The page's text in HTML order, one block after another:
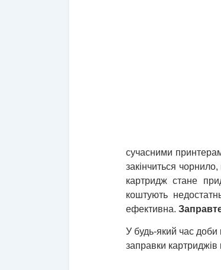
сучасними
закінчиться
картридж стане
коштують
ефективна.
У будь-який час доби
заправки